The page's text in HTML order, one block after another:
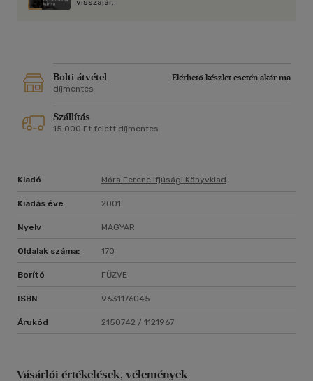
visszajár.
Bolti átvétel
Elérhető készlet esetén akár ma
díjmentes
Szállítás
15 000 Ft felett díjmentes
Kiadó Móra Ferenc Ifjúsági Könyvkiad
Kiadás éve 2001
Nyelv MAGYAR
Oldalak száma: 170
Borító FŰZVE
ISBN 9631176045
Árukód 2150742 / 1121967
Vásárlói értékelések, vélemények